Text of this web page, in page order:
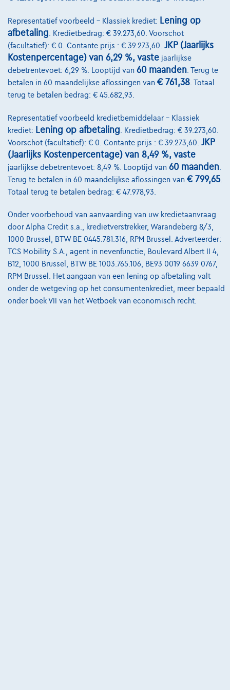
Ford Ranger
WILDTRAK
Automaat 177 kW ( 241 PK )
€57.990 ✓BTW aftrekbaar
Vanaf€1.180,73/maand
Ontdek het volledige cijfervoorbeeld
4671 Barchon,JLR Liège Automobiles
Vergelijk
Bekijk wagen
Representatief voorbeeld – Klassiek krediet: Lening op
afbetaling . Kredietbedrag: € 39.273,60. Voorschot
(facultatief): € 0. Contante prijs : € 39.273,60. JKP (Jaarlijks
Kostenpercentage) van 6,29 %, vaste jaarlijkse
debetrentevoet: 6,29 %. Looptijd van 60 maanden . Terug te
betalen in 60 maandelijkse aflossingen van € 761,38 . Totaal
terug te betalen bedrag: € 45.682,93.
Representatief voorbeeld kredietbemiddelaar – Klassiek
krediet: Lening op afbetaling . Kredietbedrag: € 39.273,60.
Voorschot (facultatief): € 0. Contante prijs : € 39.273,60. JKP
(Jaarlijks Kostenpercentage) van 8,49 %, vaste
jaarlijkse debetrentevoet: 8,49 %. Looptijd van 60 maanden
Terug te betalen in 60 maandelijkse aflossingen van € 799,65.
Totaal terug te betalen bedrag: € 47.978,93.
Onder voorbehoud van aanvaarding van uw kredietaanvraag
door Alpha Credit s.a., kredietverstrekker, Warandeberg 8/3,
1000 Brussel, BTW BE 0445.781.316, RPM Brussel. Adverteerder:
TCS Mobility S.A., agent in nevenfunctie, Boulevard Albert II 4,
B12, 1000 Brussel, BTW BE 1003.765.106, BE93 0019 6639 0767,
RPM Brussel. Het aangaan van een lening op afbetaling valt
onder de wetgeving op het consumentenkrediet, meer bepaald
onder boek VII van het Wetboek van economisch recht.